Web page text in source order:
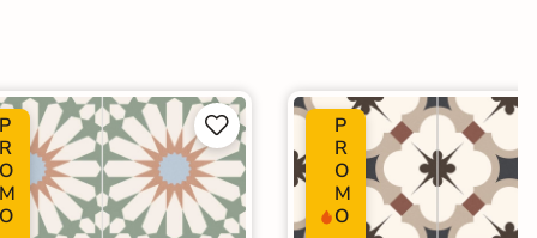
P
R
O
M
O


P
R
O
M
O